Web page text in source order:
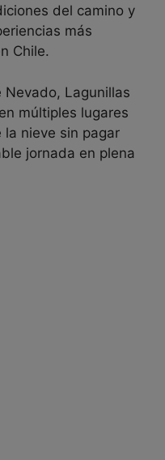
del camino y
más
Chile.
Nevado, Lagunillas
múltiples lugares
nieve sin pagar
jornada en plena